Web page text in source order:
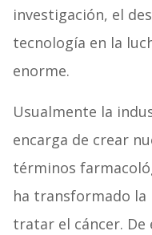
investigación, el
tecnología en la
enorme.
Usualmente la
encarga de crear
términos
ha transformado la
tratar el cáncer. De